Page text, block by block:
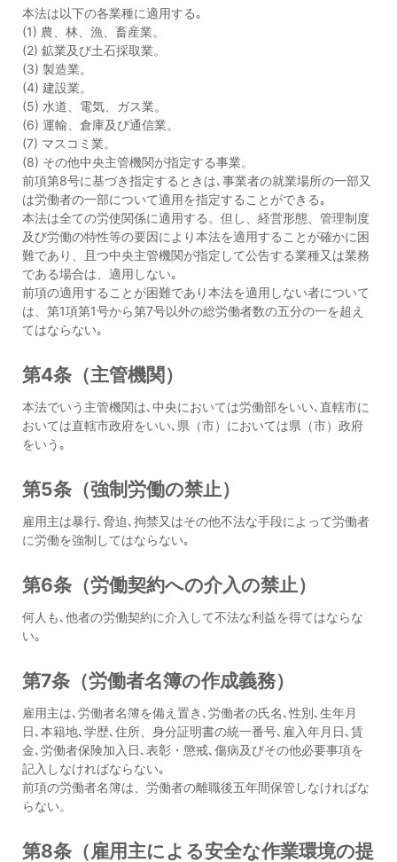
本法は以下の各業種に適用する｡
(1) 農、林、漁、畜産業。
(2) 鉱業及び土石採取業。
(3) 製造業。
(4) 建設業。
(5) 水道、電気、ガス業。
(6) 運輸、倉庫及び通信業。
(7) マスコミ業。
(8) その他中央主管機関が指定する事業。
前項第8号に基づき指定するときは､事業者の就業場所の一部又
は労働者の一部について適用を指定することができる｡
本法は全ての労使関係に適用する。但し、経営形態、管理制度
及び労働の特性等の要因により本法を適用することが確かに困
難であり、且つ中央主管機関が指定して公告する業種又は業務
である場合は、適用しない｡
前項の適用することが困難であり本法を適用しない者について
は、第1項第1号から第7号以外の総労働者数の五分の一を超え
てはならない｡
第4条（主管機関）
本法でいう主管機関は､中央においては労働部をいい､直轄市に
おいては直轄市政府をいい､県（市）においては県（市）政府
をいう｡
第5条（強制労働の禁止）
雇用主は暴行､脅迫､拘禁又はその他不法な手段によって労働者
に労働を強制してはならない｡
第6条（労働契約への介入の禁止）
何人も､他者の労働契約に介入して不法な利益を得てはならな
い｡
第7条（労働者名簿の作成義務）
雇用主は､労働者名簿を備え置き､労働者の氏名､性別､生年月
日､本籍地､学歴､住所、身分証明書の統一番号､雇入年月日､賃
金､労働者保険加入日､表彰・懲戒､傷病及びその他必要事項を
記入しなければならない｡
前項の労働者名簿は、労働者の離職後五年間保管しなければな
らない。
第8条（雇用主による安全な作業環境の提